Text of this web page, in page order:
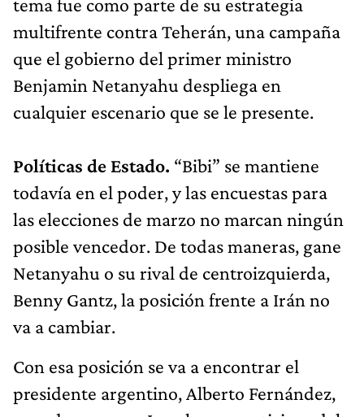
tema fue como parte de su estrategia
multifrente contra Teherán, una campaña
que el gobierno del primer ministro
Benjamin Netanyahu despliega en
cualquier escenario que se le presente.
Políticas de Estado. “Bibi” se mantiene
todavía en el poder, y las encuestas para
las elecciones de marzo no marcan ningún
posible vencedor. De todas maneras, gane
Netanyahu o su rival de centroizquierda,
Benny Gantz, la posición frente a Irán no
va a cambiar.
Con esa posición se va a encontrar el
presidente argentino, Alberto Fernández,